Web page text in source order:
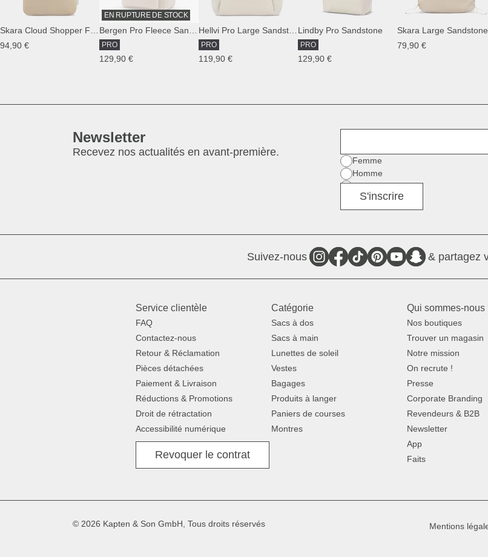
94,90 €
EN RUPTURE DE STOCK
PRO
129,90 €
PRO
119,90 €
Lindby Pro Sandstone
PRO
129,90 €
Skara Large Sandstone
79,90 €
Newsletter
Recevez nos actualités en avant-première.
SexeFemme
Homme
Divers
S'inscrire
Suivez-nous & partagez
Service clientèle
FAQ
Contactez-nous
Retour & Réclamation
Pièces détachées
Paiement & Livraison
Réductions & Promotions
Droit de rétractation
Accessibilité numérique
Revoquer le contrat
Catégorie
Sacs à dos
Sacs à main
Lunettes de soleil
Vestes
Bagages
Produits à langer
Paniers de courses
Montres
Qui sommes-nous
Nos boutiques
Trouver un magasin
Notre mission
On recrute !
Presse
Corporate Branding
Revendeurs & B2B
Newsletter
App
Faits
© 2026 Kapten & Son GmbH, Tous droits réservés Mentions